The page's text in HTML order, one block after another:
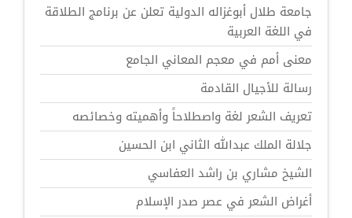
جامعة طلال أبوغزاله الدولية تعلن عن برنامج الطلاقة
في اللغة العربية
معنى أمم في معجم المعاني الجامع
رسالة للأجيال القادمة
تعريف الشعر لغة واصطلاحاً وأهميته وخصائصه
جلالة الملك عبدالله الثاني ابن الحسين
الشيخ مشاري بن راشد العفاسي
أغراض الشعر في عصر صدر الإسلام